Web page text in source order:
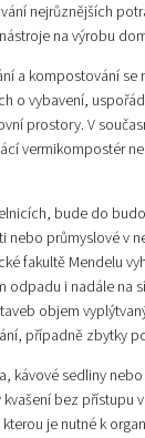
nejrůznějších
na výrobu
a kompostování
o vybavení,
prostory. V
vermikompostér
bude do
průmyslové v
fakultě Mendelu
i nadále na
objem
případně zbytky
kávové sedliny
bez přístupu
je nutné k